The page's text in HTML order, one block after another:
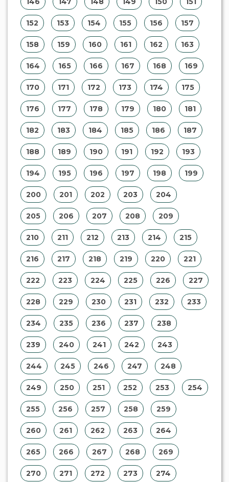
152 153 154 155 156 157
158 159 160 161 162 163
164 165 166 167 168 169
170 171 172 173 174 175
176 177 178 179 180 181
182 183 184 185 186 187
188 189 190 191 192 193
194 195 196 197 198 199
200 201 202 203 204
205 206 207 208 209
210 211 212 213 214 215
216 217 218 219 220 221
222 223 224 225 226 227
228 229 230 231 232 233
234 235 236 237 238
239 240 241 242 243
244 245 246 247 248
249 250 251 252 253 254
255 256 257 258 259
260 261 262 263 264
265 266 267 268 269
270 271 272 273 274